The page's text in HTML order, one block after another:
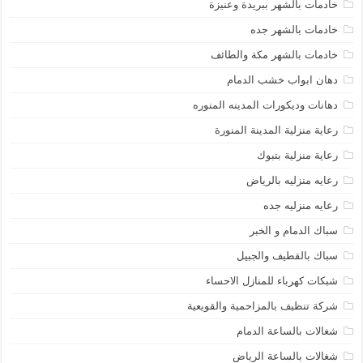
خادمات بالشهر ببريدة وعنيزة
خادمات بالشهر جده
خادمات بالشهر مكة والطائف
دهان ابواب خشب الدمام
دهانات وديكورات المدينه المنوره
رعاية منزلية المدينة المنورة
رعاية منزلية بتبوك
رعايه منزليه بالرياض
رعايه منزليه جده
سباك الدمام و الخبر
سباك بالقطيف والجبيل
شبكات كهرباء للمنازل الاحساء
شركة تنظيف بالمزاحمية والقويعية
شغالات بالساعة الدمام
شغالات بالساعة الرياض